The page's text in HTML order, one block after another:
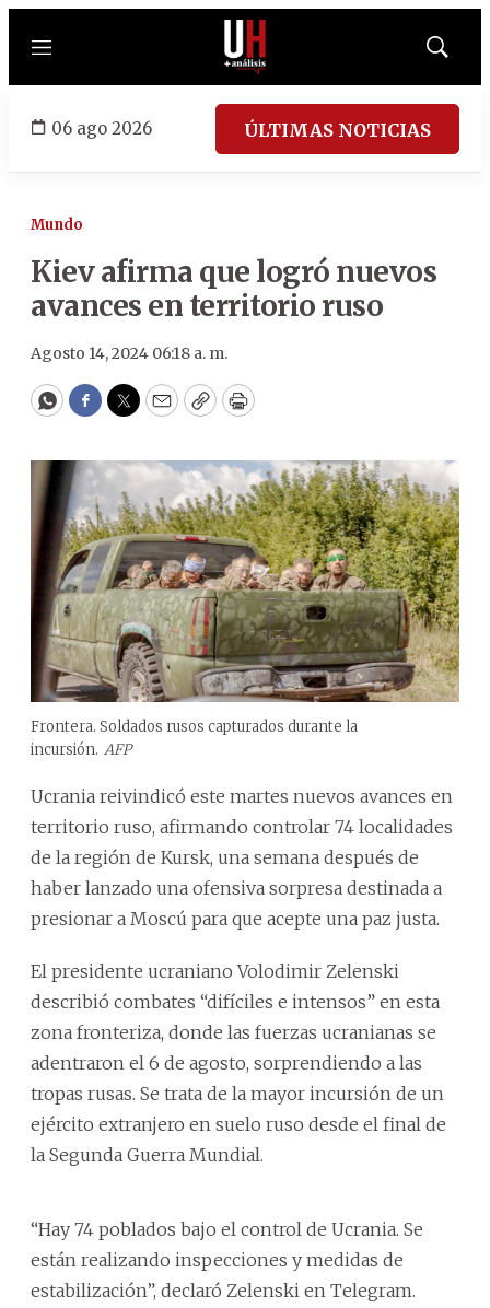
Menú
Mostrar
06 ago 2026 ÚLTIMAS NOTICIAS
Mundo
Kiev afirma que logró nuevos
avances en territorio ruso
Agosto 14, 2024 06:18 a. m.
WhatsApp
Facebook
Twitter
EmailCopyPrint
Frontera. Soldados rusos capturados durante la
incursión. AFP
Ucrania reivindicó este martes nuevos avances en
territorio ruso, afirmando controlar 74 localidades
de la región de Kursk, una semana después de
haber lanzado una ofensiva sorpresa destinada a
presionar a Moscú para que acepte una paz justa.
El presidente ucraniano Volodimir Zelenski
describió combates “difíciles e intensos” en esta
zona fronteriza, donde las fuerzas ucranianas se
adentraron el 6 de agosto, sorprendiendo a las
tropas rusas. Se trata de la mayor incursión de un
ejército extranjero en suelo ruso desde el final de
la Segunda Guerra Mundial.
“Hay 74 poblados bajo el control de Ucrania. Se
están realizando inspecciones y medidas de
estabilización”, declaró Zelenski en Telegram.